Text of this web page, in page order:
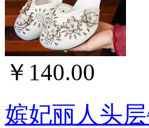
￥140.00
嫔妃丽人头